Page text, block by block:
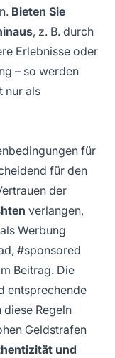
Bieten Sie
, z. B. durch
Erlebnisse oder
– so werden
nur als
für
für den
der
verlangen,
Werbung
#sponsored
Beitrag. Die
entsprechende
diese Regeln
Geldstrafen
und